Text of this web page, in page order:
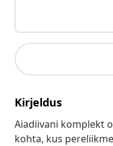
Kirjeldus
Aiadiivani komplekt
kohta, kus